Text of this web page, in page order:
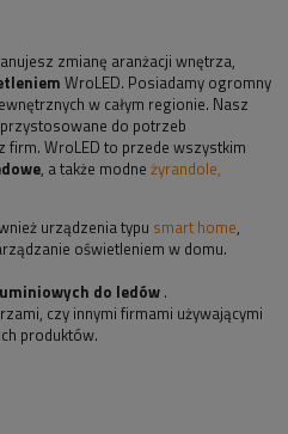
zmianę aranżacji wnętrza,
WroLED. Posiadamy ogromny
w całym regionie. Nasz
do potrzeb
firm. WroLED to przede wszystkim
, a także modne żyrandole,
urządzenia typu smart home,
oświetleniem w domu.
do ledów .
czy innymi firmami używającymi
produktów.